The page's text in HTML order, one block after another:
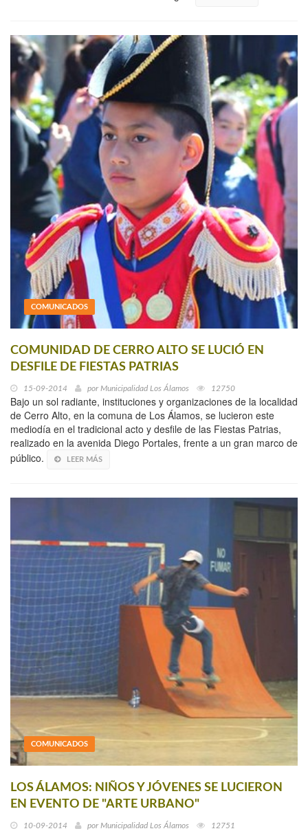
COMUNICADOS
COMUNIDAD DE CERRO ALTO SE LUCIÓ EN
DESFILE DE FIESTAS PATRIAS
15-09-2014 por Municipalidad Los Álamos 12750
Bajo un sol radiante, instituciones y organizaciones de la localidad
de Cerro Alto, en la comuna de Los Álamos, se lucieron este
mediodía en el tradicional acto y desfile de las Fiestas Patrias,
realizado en la avenida Diego Portales, frente a un gran marco de
público.
LEER MÁS
COMUNICADOS
LOS ÁLAMOS: NIÑOS Y JÓVENES SE LUCIERON
EN EVENTO DE "ARTE URBANO"
10-09-2014 por Municipalidad Los Álamos 12751